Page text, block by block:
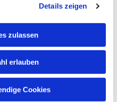
Details zeigen
zulassen
erlauben
Cookies